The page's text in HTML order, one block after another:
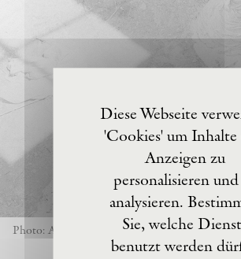
Photo: Anselm Kiefer
Diese Webseite
'Cookies' um
Anzeigen zu
personalisieren
analysieren.
Sie, welche
benutzt werden